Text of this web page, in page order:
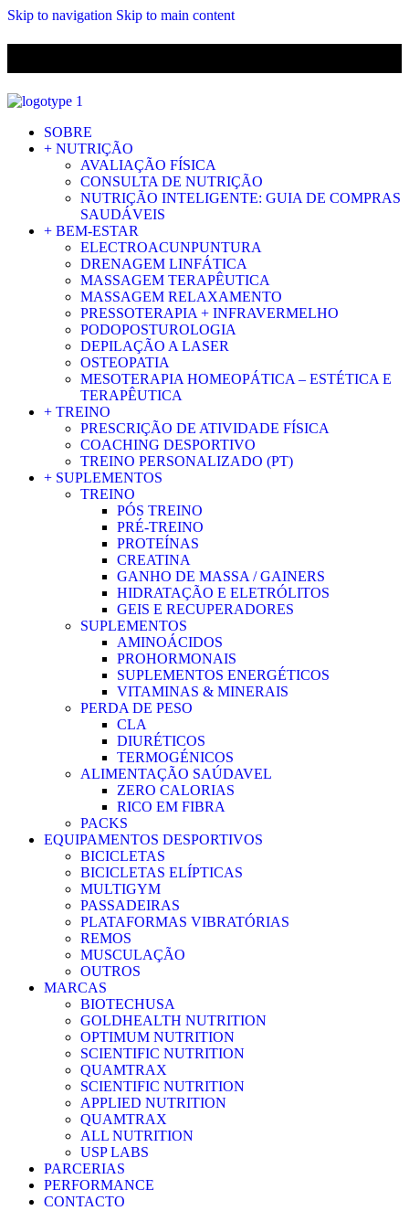
Skip to navigation Skip to main content
SOBRE
+ NUTRIÇÃO
AVALIAÇÃO FÍSICA
CONSULTA DE NUTRIÇÃO
NUTRIÇÃO INTELIGENTE: GUIA DE COMPRAS
SAUDÁVEIS
+ BEM-ESTAR
ELECTROACUNPUNTURA
DRENAGEM LINFÁTICA
MASSAGEM TERAPÊUTICA
MASSAGEM RELAXAMENTO
PRESSOTERAPIA + INFRAVERMELHO
PODOPOSTUROLOGIA
DEPILAÇÃO A LASER
OSTEOPATIA
MESOTERAPIA HOMEOPÁTICA – ESTÉTICA E
TERAPÊUTICA
+ TREINO
PRESCRIÇÃO DE ATIVIDADE FÍSICA
COACHING DESPORTIVO
TREINO PERSONALIZADO (PT)
+ SUPLEMENTOS
TREINO
PÓS TREINO
PRÉ-TREINO
PROTEÍNAS
CREATINA
GANHO DE MASSA / GAINERS
HIDRATAÇÃO E ELETRÓLITOS
GEIS E RECUPERADORES
SUPLEMENTOS
AMINOÁCIDOS
PROHORMONAIS
SUPLEMENTOS ENERGÉTICOS
VITAMINAS & MINERAIS
PERDA DE PESO
CLA
DIURÉTICOS
TERMOGÉNICOS
ALIMENTAÇÃO SAÚDAVEL
ZERO CALORIAS
RICO EM FIBRA
PACKS
EQUIPAMENTOS DESPORTIVOS
BICICLETAS
BICICLETAS ELÍPTICAS
MULTIGYM
PASSADEIRAS
PLATAFORMAS VIBRATÓRIAS
REMOS
MUSCULAÇÃO
OUTROS
MARCAS
BIOTECHUSA
GOLDHEALTH NUTRITION
OPTIMUM NUTRITION
SCIENTIFIC NUTRITION
QUAMTRAX
SCIENTIFIC NUTRITION
APPLIED NUTRITION
QUAMTRAX
ALL NUTRITION
USP LABS
PARCERIAS
PERFORMANCE
CONTACTO